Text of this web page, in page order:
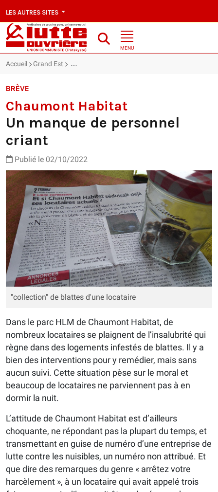
LES AUTRES SITES
MENU
Accueil Grand Est Chaumont Habitat : Un manque de personnel
BRÈVE
Chaumont Habitat
Un manque de personnel
criant
Publié le 02/10/2022
"collection" de blattes d'une locataire
Dans le parc HLM de Chaumont Habitat, de
nombreux locataires se plaignent de l’insalubrité qui
règne dans des logements infestés de blattes. Il y a
bien des interventions pour y remédier, mais sans
aucun suivi. Cette situation pèse sur le moral et
beaucoup de locataires ne parviennent pas à en
dormir la nuit.
L’attitude de Chaumont Habitat est d’ailleurs
choquante, ne répondant pas la plupart du temps, et
transmettant en guise de numéro d’une entreprise de
lutte contre les nuisibles, un numéro non attribué. Et
que dire des remarques du genre « arrêtez votre
harcèlement », à un locataire qui avait appelé trois